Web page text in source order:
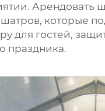
Арендовать
которые
для гостей,
праздника.